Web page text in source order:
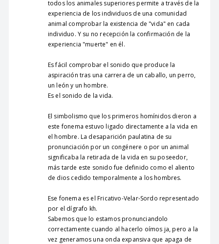
todos los animales superiores permite a través de la
experiencia de los individuos de una comunidad
animal comprobar la existencia de "vida" en cada
individuo. Y su no recepción la confirmación de la
experiencia "muerte" en él.
Es fácil comprobar el sonido que produce la
aspiración tras una carrera de un caballo, un perro,
un león y un hombre.
Es el sonido de la vida.
El simbolismo que los primeros homínidos dieron a
este fonema estuvo ligado directamente a la vida en
el hombre. La desaparición paulatina de su
pronunciación por un congénere o por un animal
significaba la retirada de la vida en su poseedor,
más tarde este sonido fue definido como el aliento
de dios cedido temporalmente a los hombres.
Ese fonema es el Fricativo-Velar-Sordo representado
por el dígrafo kh.
Sabemos que lo estamos pronunciandolo
correctamente cuando al hacerlo oímos ja, pero a la
vez generamos una onda expansiva que apaga de